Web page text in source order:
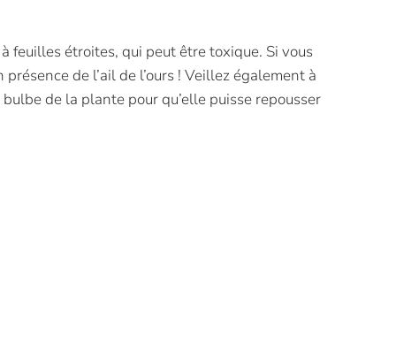
feuilles étroites, qui peut être toxique. Si vous
de l’ail de l’ours ! Veillez également à
de la plante pour qu’elle puisse repousser